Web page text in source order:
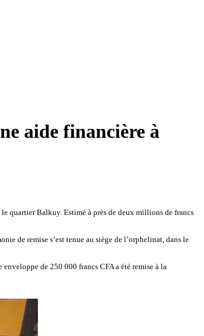
aide financière à
quartier Balkuy. Estimé à près de deux millions de francs
de remise s’est tenue au siège de l’orphelinat, dans le
de 250 000 francs CFA a été remise à la